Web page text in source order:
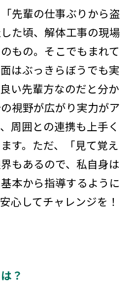
「先輩の仕事ぶりから盗
た頃、解体工事の現場
もの。そこでもまれて
はぶっきらぼうでも実
い先輩方なのだと分か
視野が広がり実力がア
周囲との連携も上手く
す。ただ、「見て覚え
もあるので、私自身は
本から指導するように
心してチャレンジを！
？